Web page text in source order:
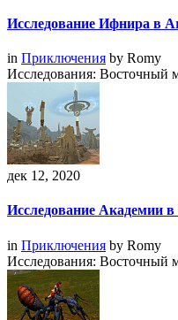
Исследование Ифнира в
in Приключения by Romy
Исследования: Восточный
дек 12, 2020
Исследование Академии
in Приключения by Romy
Исследования: Восточный